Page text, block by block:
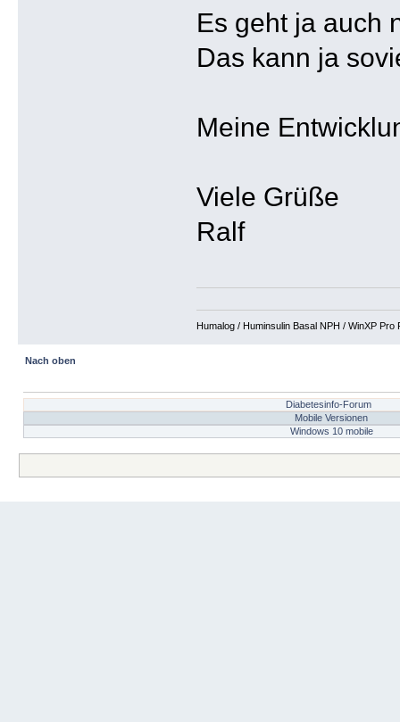
Es geht ja auch
Das kann ja
Meine
Viele Grüße
Ralf
Humalog / Huminsulin Basal NPH / WinXP
Nach oben
Diabetesinfo-Forum
Mobile Versionen
Windows 10 mobile